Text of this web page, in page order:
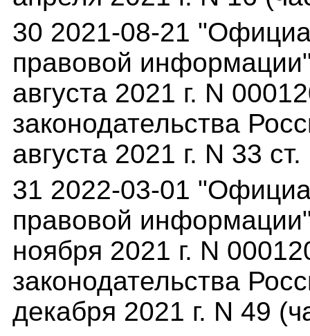
30 2021-08-21
правовой
августа 2021 г. N
законодательства
августа 2021 г. N 33
31 2022-03-01
правовой
ноября 2021 г. N
законодательства
декабря 2021 г. N 49